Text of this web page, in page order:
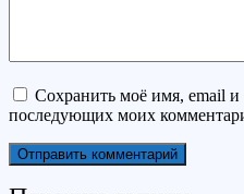
Сохранить моё имя, email и
последующих моих